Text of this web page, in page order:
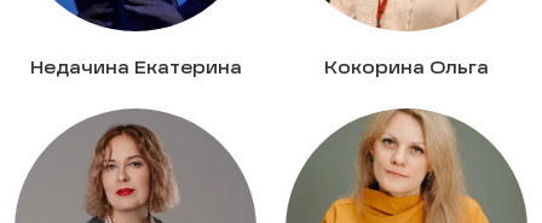
Недачина Екатерина Кокорина Ольга